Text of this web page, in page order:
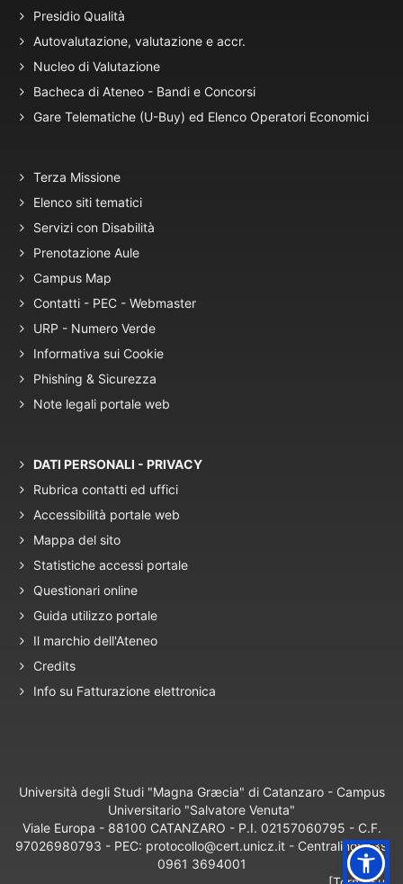
Presidio Qualità
Autovalutazione, valutazione e accr.
Nucleo di Valutazione
Bacheca di Ateneo - Bandi e Concorsi
Gare Telematiche (U-Buy) ed Elenco Operatori Economici
Terza Missione
Elenco siti tematici
Servizi con Disabilità
Prenotazione Aule
Campus Map
Contatti - PEC - Webmaster
URP - Numero Verde
Informativa sui Cookie
Phishing & Sicurezza
Note legali portale web
DATI PERSONALI - PRIVACY
Rubrica contatti ed uffici
Accessibilità portale web
Mappa del sito
Statistiche accessi portale
Questionari online
Guida utilizzo portale
Il marchio dell'Ateneo
Credits
Info su Fatturazione elettronica
Università degli Studi "Magna Græcia" di Catanzaro - Campus
Universitario "Salvatore Venuta"
Viale Europa - 88100 CATANZARO - P.I. 02157060795 - C.F.
97026980793 - PEC: protocollo@cert.unicz.it - Centralino: +39
0961 3694001